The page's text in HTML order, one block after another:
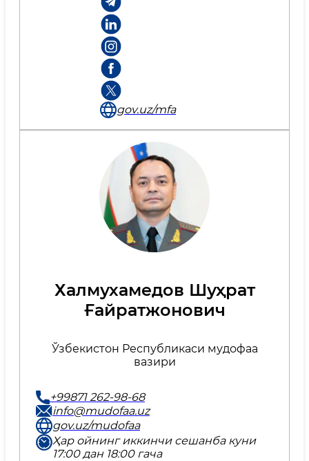
gov.uz/mfa
Халмухамедов Шуҳрат
Ғайратжонович
Ўзбекистон Республикаси мудофаа
вазири
+99871 262-98-68
info@mudofaa.uz
gov.uz/mudofaa
Ҳар ойнинг иккинчи сешанба куни
17:00 дан 18:00 гача